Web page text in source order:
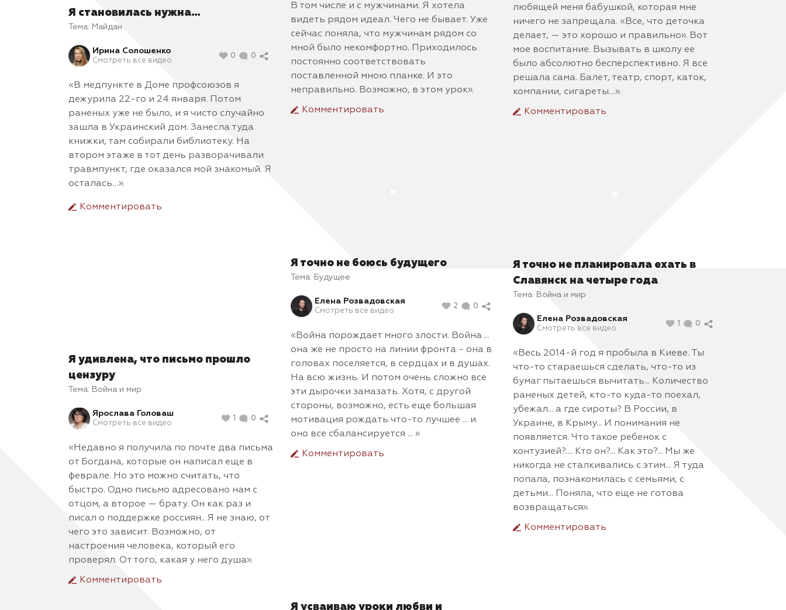
любящей меня бабушкой, которая мне
ничего не запрещала. «Все, что деточка
делает, — это хорошо и правильно». Вот
мое воспитание. Вызывать в школу ее
было абсолютно бесперспективно. Я все
решала сама. Балет, театр, спорт, каток,
компании, сигареты…».
Комментировать
В том числе и с мужчинами. Я хотела
видеть рядом идеал. Чего не бывает. Уже
сейчас поняла, что мужчинам рядом со
мной было некомфортно. Приходилось
постоянно соответствовать
поставленной мною планке. И это
неправильно. Возможно, в этом урок».
Комментировать
Я становилась нужна…
Тема: Майдан
Ирина Солошенко
Смотреть все видео
0 0
«В медпункте в Доме профсоюзов я
дежурила 22-го и 24 января. Потом
раненых уже не было, и я чисто случайно
зашла в Украинский дом. Занесла туда
книжки, там собирали библиотеку. На
втором этаже в тот день разворачивали
травмпункт, где оказался мой знакомый. Я
осталась…».
Комментировать
Я точно не боюсь будущего
Тема: Будущее
Елена Розвадовская
Смотреть все видео
2 0
«Война порождает много злости. Война ...
она же не просто на линии фронта - она в
головах поселяется, в сердцах и в душах.
На всю жизнь. И потом очень сложно все
эти дырочки замазать. Хотя, с другой
стороны, возможно, есть еще большая
мотивация рождать что-то лучшее ... и
оно все сбалансируется ... »
Комментировать
Я точно не планировала ехать в
Славянск на четыре года
Тема: Война и мир
Елена Розвадовская
Смотреть все видео
1 0
«Весь 2014-й год я пробыла в Киеве. Ты
что-то стараешься сделать, что-то из
бумаг пытаешься вычитать... Количество
раненых детей, кто-то куда-то поехал,
убежал... а где сироты? В России, в
Украине, в Крыму... И понимания не
появляется. Что такое ребенок с
контузией?.... Кто он?... Как это?... Мы же
никогда не сталкивались с этим... Я туда
попала, познакомилась с семьями, с
детьми... Поняла, что еще не готова
возвращаться».
Комментировать
Я удивлена, что письмо прошло
цензуру
Тема: Война и мир
Ярослава Головаш
Смотреть все видео
1 0
«Недавно я получила по почте два письма
от Богдана, которые он написал еще в
феврале. Но это можно считать, что
быстро. Одно письмо адресовано нам с
отцом, а второе — брату. Он как раз и
писал о поддержке россиян.. Я не знаю, от
чего это зависит. Возможно, от
настроения человека, который его
проверял. От того, какая у него душа».
Комментировать
Я усваиваю уроки любви и